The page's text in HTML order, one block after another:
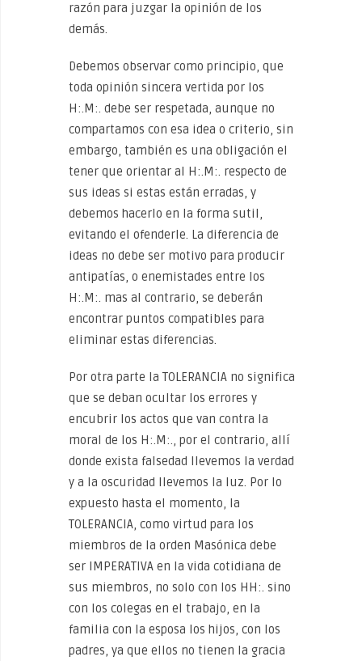
razón para juzgar la opinión de los
demás.
Debemos observar como principio, que
toda opinión sincera vertida por los
H:.M:. debe ser respetada, aunque no
compartamos con esa idea o criterio, sin
embargo, también es una obligación el
tener que orientar al H:.M:. respecto de
sus ideas si estas están erradas, y
debemos hacerlo en la forma sutil,
evitando el ofenderle. La diferencia de
ideas no debe ser motivo para producir
antipatías, o enemistades entre los
H:.M:. mas al contrario, se deberán
encontrar puntos compatibles para
eliminar estas diferencias.
Por otra parte la TOLERANCIA no significa
que se deban ocultar los errores y
encubrir los actos que van contra la
moral de los H:.M:., por el contrario, allí
donde exista falsedad llevemos la verdad
y a la oscuridad llevemos la luz. Por lo
expuesto hasta el momento, la
TOLERANCIA, como virtud para los
miembros de la orden Masónica debe
ser IMPERATIVA en la vida cotidiana de
sus miembros, no solo con los HH:. sino
con los colegas en el trabajo, en la
familia con la esposa los hijos, con los
padres, ya que ellos no tienen la gracia